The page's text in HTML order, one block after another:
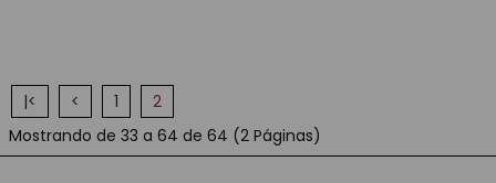
|< < 1
2
Mostrando de 33 a 64 de 64 (2 Páginas)